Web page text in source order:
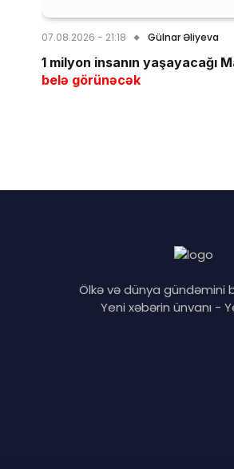
07.08.2026 - 21:18 Gülnar Əliyeva
1 milyon insanın yaşayacağı
belə görünəcək
Ölkə və dünya gündəmini
Yeni xəbərin ünvanı -